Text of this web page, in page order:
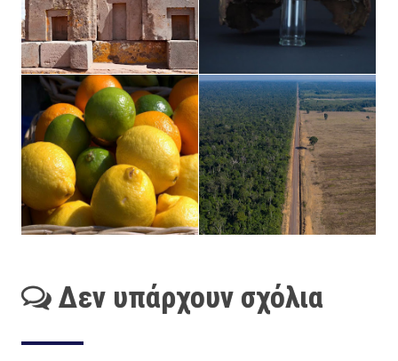
Δεν υπάρχουν σχόλια